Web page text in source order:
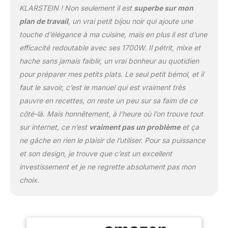
culinaire est suffisant
pour mélanger de
grandes quantités
d'ingrédients. Les LED
machine à pâte pour
assurer la meilleure
visibilité lors de la
cuisson. MIXER AU
NIVEAU
PROFESSIONNEL :
profitez de 10 niveaux et
de la fonction Pulse qui
permet un contrôle
précis. Avec la minuterie,
vous pouvez préparer les
maintiennent le mixeur
KLARSTEIN ! Non seulement il est superbe sur mon
plan de travail, un vrai petit bijou noir qui ajoute une
touche d’élégance à ma cuisine, mais en plus il est d’une
efficacité redoutable avec ses 1700W. Il pétrit, mixe et
hache sans jamais faiblir, un vrai bonheur au quotidien
pour préparer mes petits plats. Le seul petit bémol, et il
faut le savoir, c’est le manuel qui est vraiment très
pauvre en recettes, on reste un peu sur sa faim de ce
côté-là. Mais honnêtement, à l’heure où l’on trouve tout
sur internet, ce n’est vraiment pas un problèmeet ça
ne gâche en rien le plaisir de l’utiliser. Pour sa puissance
et son design, je trouve que c’est un excellent
investissement et je ne regrette absolument pas mon
choix.